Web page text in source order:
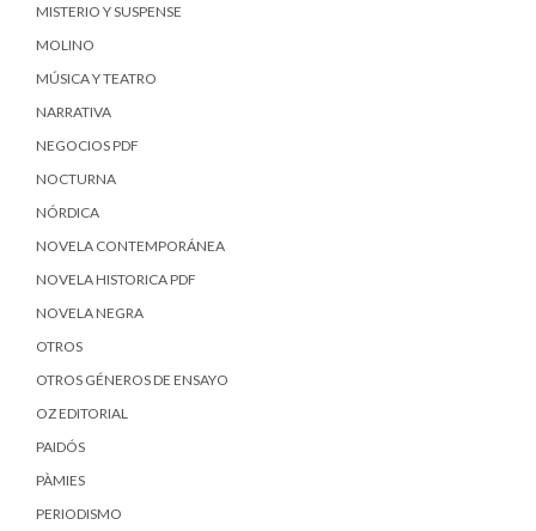
MISTERIO Y SUSPENSE
MOLINO
MÚSICA Y TEATRO
NARRATIVA
NEGOCIOS PDF
NOCTURNA
NÓRDICA
NOVELA CONTEMPORÁNEA
NOVELA HISTORICA PDF
NOVELA NEGRA
OTROS
OTROS GÉNEROS DE ENSAYO
OZ EDITORIAL
PAIDÓS
PÀMIES
PERIODISMO